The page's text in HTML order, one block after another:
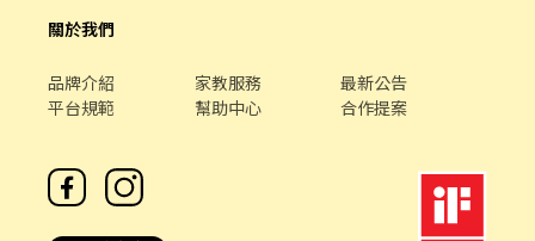
關於我們
品牌介紹 家教服務
最新公告
平台規範
幫助中心 合作提案